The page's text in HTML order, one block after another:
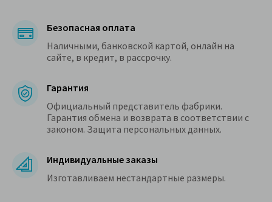
Безопасная оплата
Наличными, банковской картой, онлайн на
сайте, в кредит, в рассрочку.
Гарантия
Официальный представитель фабрики.
Гарантия обмена и возврата в соответствии с
законом. Защита персональных данных.
Индивидуальные заказы
Изготавливаем нестандартные размеры.